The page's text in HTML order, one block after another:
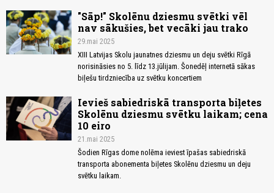
"Sāp!" Skolēnu dziesmu svētki vēl
nav sākušies, bet vecāki jau trako
29.mai 2025
XIII Latvijas Skolu jaunatnes dziesmu un deju svētki Rīgā
norisināsies no 5. līdz 13.jūlijam. Šonedēļ internetā sākas
biļešu tirdzniecība uz svētku koncertiem
Ievieš sabiedriskā transporta biļetes
Skolēnu dziesmu svētku laikam; cena
10 eiro
21.mai 2025
Šodien Rīgas dome nolēma ieviest īpašas sabiedriskā
transporta abonementa biļetes Skolēnu dziesmu un deju
svētku laikam.